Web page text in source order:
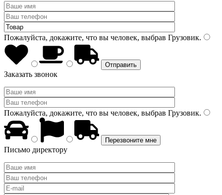
Пожалуйста, докажите, что вы человек, выбрав Грузовик.
Заказать звонок
Пожалуйста, докажите, что вы человек, выбрав Грузовик.
Письмо директору